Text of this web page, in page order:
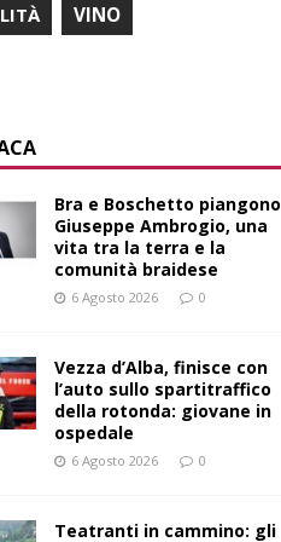
VINO
Bra e Boschetto piangono
Giuseppe Ambrogio, una
vita tra la terra e la
comunità braidese
6 Agosto 2026 0
Vezza d’Alba, finisce con
l’auto sullo spartitraffico
della rotonda: giovane in
ospedale
6 Agosto 2026 0
Teatranti in cammino: gli